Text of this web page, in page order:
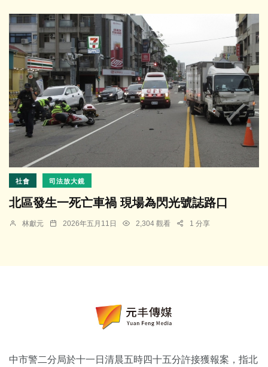
社會 司法放大鏡
北區發生一死亡車禍 現場為閃光號誌路口
林獻元 2026年五月11日 2,304 觀看 1 分享
中市警二分局於十一日清晨五時四十五分許接獲報案，指北